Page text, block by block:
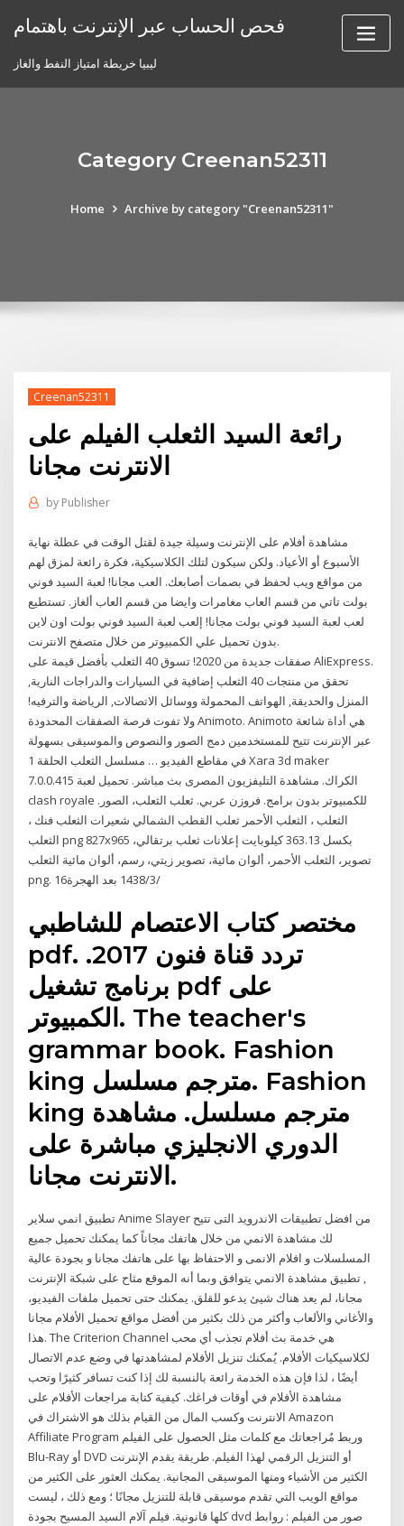
فحص الحساب عبر الإنترنت باهتمام
ليبيا خريطة امتياز النفط والغاز
Category Creenan52311
Home Archive by category "Creenan52311"
Creenan52311
رائعة السيد الثعلب الفيلم على
الانترنت مجانا
by Publisher
مشاهدة أفلام على الإنترنت وسيلة جيدة لقتل الوقت في عطلة نهاية
الأسبوع أو الأعياد. ولكن سيكون لتلك الكلاسيكية، فكرة رائعة لمزق لهم
من مواقع ويب لحفظ في بصمات أصابعك. العب مجانا! لعبة السيد فوني
بولت تاتي من قسم العاب مغامرات وايضا من قسم العاب ألغاز. تستطيع
لعب لعبة السيد فوني بولت مجانا! إلعب لعبة السيد فوني بولت اون لاين
بدون تحميل علي الكمبيوتر من خلال متصفح الانترنت.
صفقات جديدة من 2020! تسوق 40 الثعلب بأفضل قيمة على AliExpress.
تحقق من منتجات 40 الثعلب إضافية في السيارات والدراجات النارية,
المنزل والحديقة, الهواتف المحمولة ووسائل الاتصالات, الرياضة والترفيه!
ولا تفوت فرصة الصفقات المحدودة Animoto. Animoto هي أداة شائعة
عبر الإنترنت تتيح للمستخدمين دمج الصور والنصوص والموسيقى بسهولة
في مقاطع الفيديو … مسلسل الثعلب الحلقة 1 Xara 3d maker
7.0.0.415 الكراك. مشاهدة التليفزيون المصرى بث مباشر. تحميل لعبة
clash royale للكمبيوتر بدون برامج. فروزن عربي. ثعلب الثعلب، الصور.
الثعلب ، الثعلب الأحمر ثعلب القطب الشمالي شعيرات الثعلب فنك ،
الثعلب png 827x965 بكسل 363.13 كيلوبايت إعلانات ثعلب برتقالي،
تصوير، الثعلب الأحمر، ألوان مائية، تصوير زيتي، رسم، ألوان مائية الثعلب
png. 16‏‏/3‏‏/1438 بعد الهجرة
مختصر كتاب الاعتصام للشاطبي
pdf. تردد قناة فنون 2017.
برنامج تشغيل pdf على
الكمبيوتر. The teacher's
grammar book. Fashion
king مترجم مسلسل. Fashion
king مترجم مسلسل. مشاهدة
الدوري الانجليزي مباشرة على
الانترنت مجانا.
تطبيق انمي سلاير Anime Slayer من افضل تطبيقات الاندرويد التى تتيح
لك مشاهدة الانمي من خلال هاتفك مجاناً كما يمكنك تحميل جميع
المسلسلات و افلام الانمى و الاحتفاظ بها على هاتفك مجانا و بجودة عالية
, تطبيق مشاهدة الانمي يتوافق وبما أنه الموقع مثاح على شبكة الإنترنت
مجانا، لم يعد هناك شيئ يدعو للقلق. يمكنك حتى تحميل ملفات الفيديو،
والأغاني والألعاب وأكثر من ذلك بكثير من أفضل مواقع تحميل الأفلام مجانا
هذا. The Criterion Channel هي خدمة بث أفلام تجذب أي محب
لكلاسيكيات الأفلام. يُمكنك تنزيل الأفلام لمشاهدتها في وضع عدم الاتصال
أيضًا ، لذا فإن هذه الخدمة رائعة بالنسبة لك إذا كنت تسافر كثيرًا وتحب
مشاهدة الأفلام في أوقات فراغك. كيفية كتابة مراجعات الأفلام على
الانترنت وكسب المال من القيام بذلك هو الاشتراك في Amazon
Affiliate Program وربط مُراجعاتك مع كلمات مثل الحصول على الفيلم
Blu-Ray أو DVD أو التنزيل الرقمي لهذا الفيلم. طريقة يقدم الإنترنت
الكثير من الأشياء ومنها الموسيقى المجانية. يمكنك العثور على الكثير من
مواقع الويب التي تقدم موسيقى قابلة للتنزيل مجانًا ؛ ومع ذلك ، ليست
كلها قانونية. فيلم آلام السيد المسيح بجودة dvd صور من الفيلم : روابط